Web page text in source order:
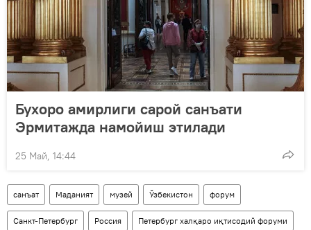
Бухоро амирлиги сарой санъати
Эрмитажда намойиш этилади
25 Май, 14:44
санъат Маданият музей Ўзбекистон форум
Санкт-Петербург Россия Петербург халқаро иқтисодий форуми